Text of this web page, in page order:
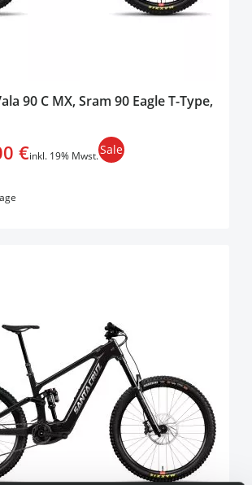
90 C MX, Sram 90 Eagle T-Type,
€inkl. 19% Mwst.Sale